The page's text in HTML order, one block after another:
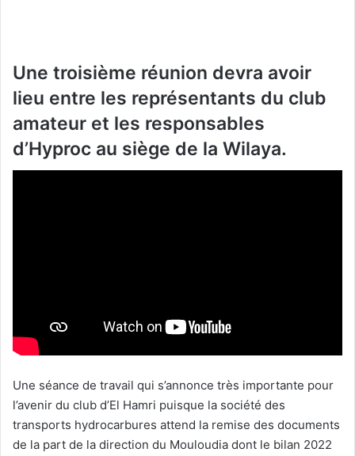
Une troisième réunion devra avoir
lieu entre les représentants du club
amateur et les responsables
d’Hyproc au siège de la Wilaya.
Une séance de travail qui s’annonce très importante pour
l’avenir du club d’El Hamri puisque la société des
transports hydrocarbures attend la remise des documents
de la part de la direction du Mouloudia dont le bilan 2022